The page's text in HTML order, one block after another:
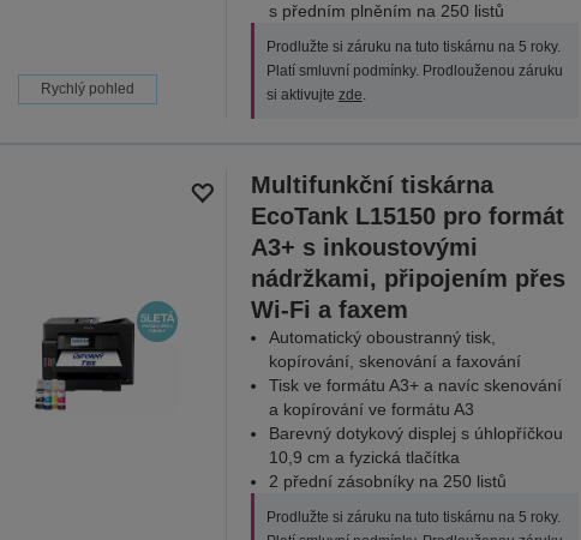
Rychlý pohled
s předním plněním na 250 listů
Prodlužte si záruku na tuto tiskárnu na 5 roky.
Platí smluvní podmínky. Prodlouženou záruku
si aktivujte zde.
Multifunkční tiskárna
EcoTank L15150 pro formát
A3+ s inkoustovými
nádržkami, připojením přes
Wi-Fi a faxem
Automatický oboustranný tisk,
kopírování, skenování a faxování
Tisk ve formátu A3+ a navíc skenování
a kopírování ve formátu A3
Barevný dotykový displej s úhlopříčkou
10,9 cm a fyzická tlačítka
2 přední zásobníky na 250 listů
Prodlužte si záruku na tuto tiskárnu na 5 roky.